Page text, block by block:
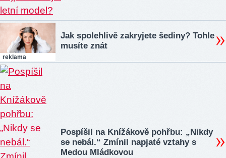
reklama
Jak spolehlivě zakryjete šediny? Tohle
musíte znát
Pospíšil na Knížákově pohřbu: „Nikdy
se nebál.“ Zmínil napjaté vztahy s
Medou Mládkovou